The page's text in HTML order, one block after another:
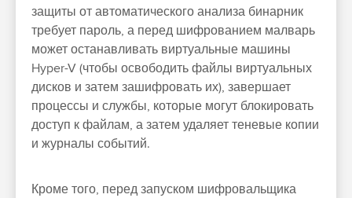
защиты от автоматического анализа бинарник
требует пароль, а перед шифрованием малварь
может останавливать виртуальные машины
Hyper-V (чтобы освободить файлы виртуальных
дисков и затем зашифровать их), завершает
процессы и службы, которые могут блокировать
доступ к файлам, а затем удаляет теневые копии
и журналы событий.
Кроме того, перед запуском шифровальщика